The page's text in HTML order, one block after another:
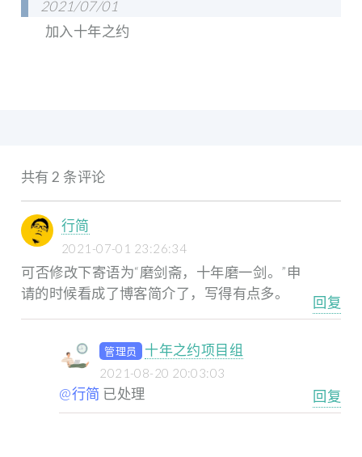
2021/07/01
加入十年之约
共有 2 条评论
行简
2021-07-01 23:26:34
可否修改下寄语为“磨剑斋，十年磨一剑。”申
请的时候看成了博客简介了，写得有点多。
回复
管理员 十年之约项目组
2021-08-20 20:03:03
@行简 已处理 回复